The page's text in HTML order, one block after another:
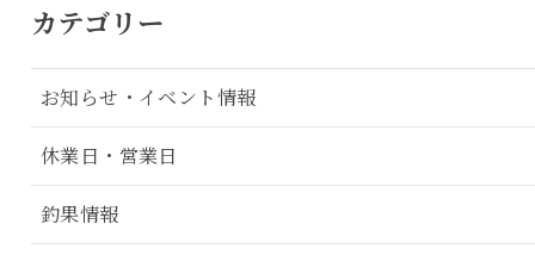
カテゴリー
お知らせ・イベント情報
休業日・営業日
釣果情報